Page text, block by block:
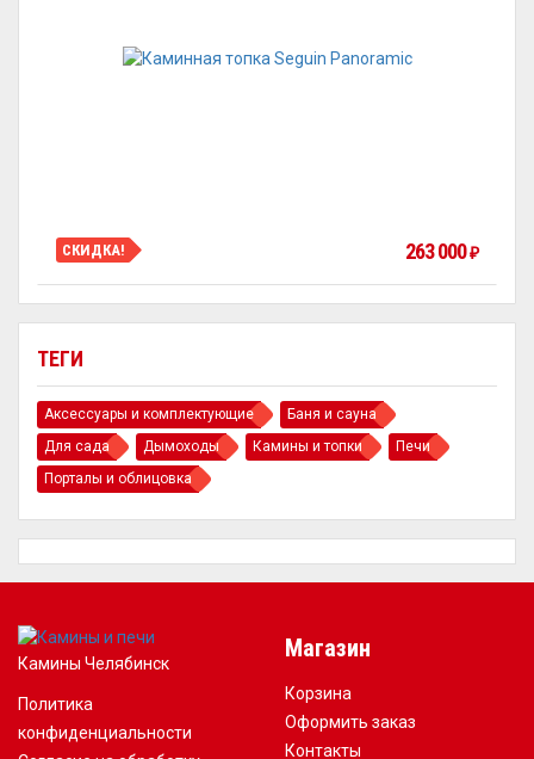
ТЕГИ
Аксессуары и комплектующие
Баня и сауна
Для сада
Дымоходы Камины и топки
Печи
Порталы и облицовка
СКИДКА! 263 000₽
Камины Челябинск
Политика
конфиденциальности
Магазин
Корзина
Оформить заказ
Контакты